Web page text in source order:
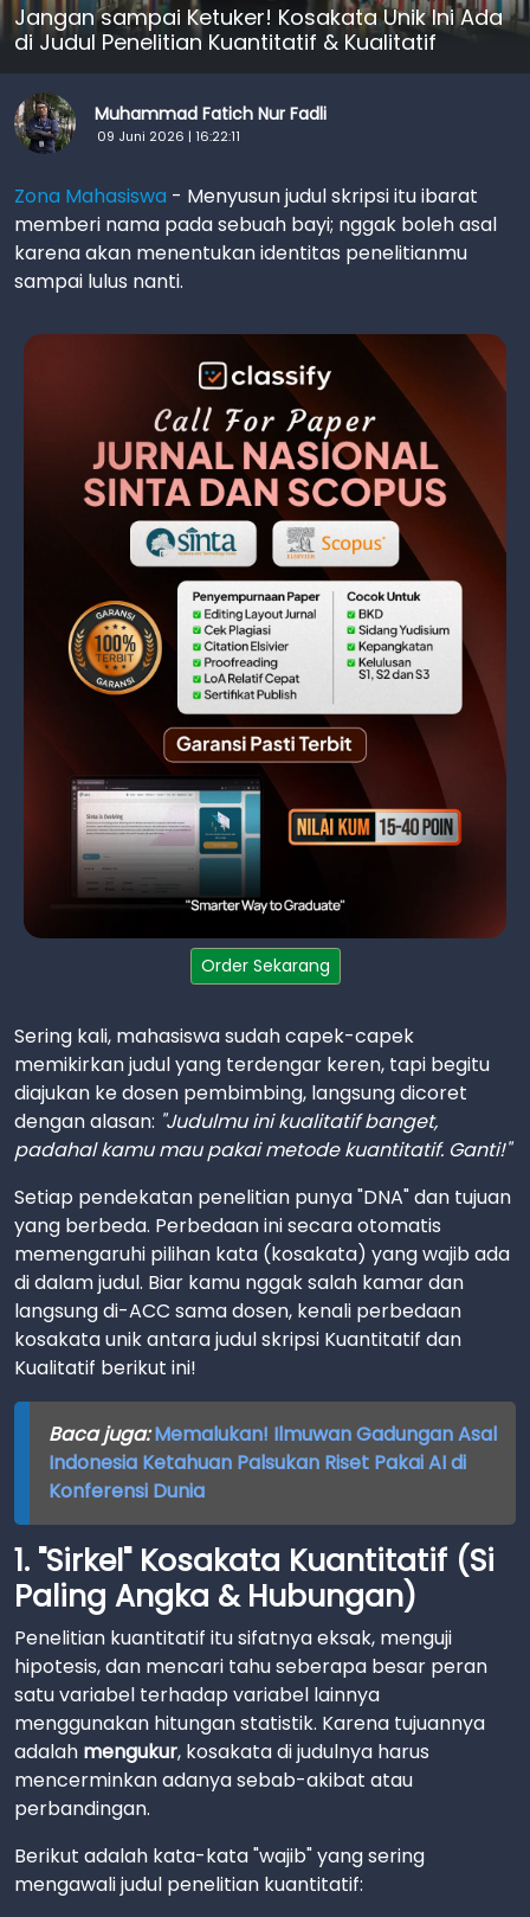
Jangan sampai Ketuker! Kosakata Unik Ini Ada
di Judul Penelitian Kuantitatif & Kualitatif
Muhammad Fatich Nur Fadli
09 Juni 2026 | 16:22:11
Zona Mahasiswa - Menyusun judul skripsi itu ibarat
memberi nama pada sebuah bayi; nggak boleh asal
karena akan menentukan identitas penelitianmu
sampai lulus nanti.
Order Sekarang
Sering kali, mahasiswa sudah capek-capek
memikirkan judul yang terdengar keren, tapi begitu
diajukan ke dosen pembimbing, langsung dicoret
dengan alasan: "Judulmu ini kualitatif banget,
padahal kamu mau pakai metode kuantitatif. Ganti!"
Setiap pendekatan penelitian punya "DNA" dan tujuan
yang berbeda. Perbedaan ini secara otomatis
memengaruhi pilihan kata (kosakata) yang wajib ada
di dalam judul. Biar kamu nggak salah kamar dan
langsung di-ACC sama dosen, kenali perbedaan
kosakata unik antara judul skripsi Kuantitatif dan
Kualitatif berikut ini!
Baca juga: Memalukan! Ilmuwan Gadungan Asal
Indonesia Ketahuan Palsukan Riset Pakai AI di
Konferensi Dunia
1. "Sirkel" Kosakata Kuantitatif (Si
Paling Angka & Hubungan)
Penelitian kuantitatif itu sifatnya eksak, menguji
hipotesis, dan mencari tahu seberapa besar peran
satu variabel terhadap variabel lainnya
menggunakan hitungan statistik. Karena tujuannya
adalah mengukur, kosakata di judulnya harus
mencerminkan adanya sebab-akibat atau
perbandingan.
Berikut adalah kata-kata "wajib" yang sering
mengawali judul penelitian kuantitatif: